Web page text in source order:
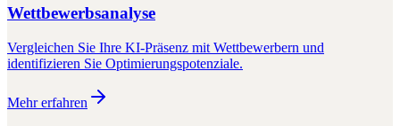
Wettbewerbsanalyse
Vergleichen Sie Ihre KI-Präsenz mit Wettbewerbern und
identifizieren Sie Optimierungspotenziale.
Mehr erfahren